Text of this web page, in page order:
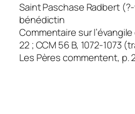
Saint Paschase Radbert
bénédictin
Commentaire sur
22 ; CCM 56 B, 1072-1073
Les Pères commentent, p.